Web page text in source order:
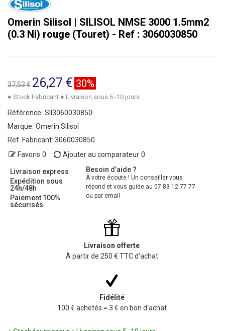
Omerin Silisol | SILISOL NMSE 3000 1.5mm2
(0.3 Ni) rouge (Touret) - Ref : 3060030850
37,53 € 26,27 € 30%
● Stock Fabricant ● Livraison sous 5 -10 jours
Référence: SII3060030850
Marque: Omerin Silisol
Ref. Fabricant: 3060030850
Favoris 0 Ajouter au comparateur 0
Livraison express
Expédition sous
24h/48h
Paiement 100%
sécurisés
Besoin d’aide ?
À votre écoute ! Un conseiller vous
répond et vous guide au 07 83 12 77 77
ou par email
Livraison offerte
À partir de 250 € TTC d'achat
Fidélité
100 € achetés = 3 € en bon d'achat